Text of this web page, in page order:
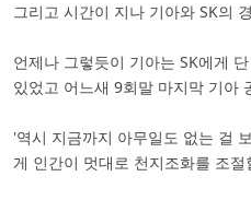
그리고 시간이 지나 기아와 SK의
언제나 그렇듯이 기아는 SK에게
있었고 어느새 9회말 마지막 기아
'역시 지금까지 아무일도 없는 걸
게 인간이 멋대로 천지조화를 조절